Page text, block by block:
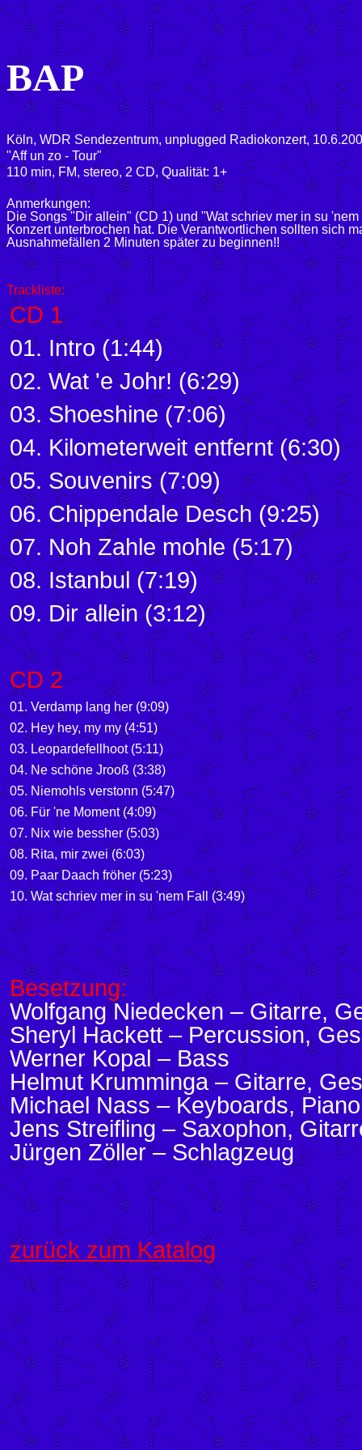
BAP
Köln, WDR Sendezentrum, unplugged Radiokonzert,
"Aff un zo - Tour"
110 min, FM, stereo, 2 CD, Qualität: 1+
Anmerkungen:
Die Songs "Dir allein" (CD 1) und "Wat schriev mer in su
Konzert unterbrochen hat. Die Verantwortlichen sollten sich
Ausnahmefällen 2 Minuten später zu beginnen!!
Trackliste:
CD 1
01. Intro (1:44)
02. Wat 'e Johr! (6:29)
03. Shoeshine (7:06)
04. Kilometerweit entfernt (6:30)
05. Souvenirs (7:09)
06. Chippendale Desch (9:25)
07. Noh Zahle mohle (5:17)
08. Istanbul (7:19)
09. Dir allein (3:12)
CD 2
01. Verdamp lang her (9:09)
02. Hey hey, my my (4:51)
03. Leopardefellhoot (5:11)
04. Ne schöne Jrooß (3:38)
05. Niemohls verstonn (5:47)
06. Für 'ne Moment (4:09)
07. Nix wie bessher (5:03)
08. Rita, mir zwei (6:03)
09. Paar Daach fröher (5:23)
10. Wat schriev mer in su 'nem Fall (3:49)
Besetzung:
Wolfgang Niedecken – Gitarre,
Sheryl Hackett – Percussion,
Werner Kopal – Bass
Helmut Krumminga – Gitarre,
Michael Nass – Keyboards,
Jens Streifling – Saxophon,
Jürgen Zöller – Schlagzeug
zurück zum Katalog